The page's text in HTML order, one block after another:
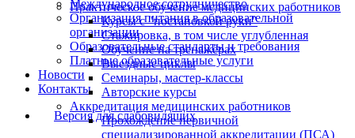
Международное сотрудничество
Организация питания в образовательной
организации
Образовательные стандарты и требования
Платные образовательные услуги
Новости
Контакты
Версия для слабовидящих
Практическое обучение медицинских работников
Курсы с "постановкой руки"
Стажировка, в том числе углубленная
Обучение на тренажёрах
Выездные циклы
Семинары, мастер-классы
Авторские курсы
Аккредитация медицинских работников
Прохождение первичной
специализированной аккредитации (ПСА)